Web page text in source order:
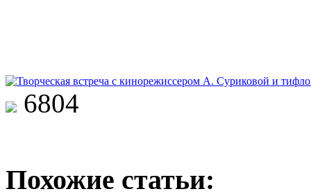
6804
Похожие статьи: